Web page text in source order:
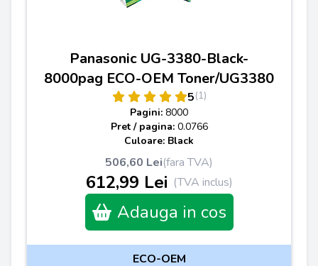
Panasonic UG-3380-Black-
8000pag ECO-OEM Toner/UG3380
5(1)
Pagini: 8000
Pret / pagina: 0.0766
Culoare: Black
506,60 Lei(fara TVA)
612,99 Lei (TVA inclus)
Adauga in cos
ECO-OEM